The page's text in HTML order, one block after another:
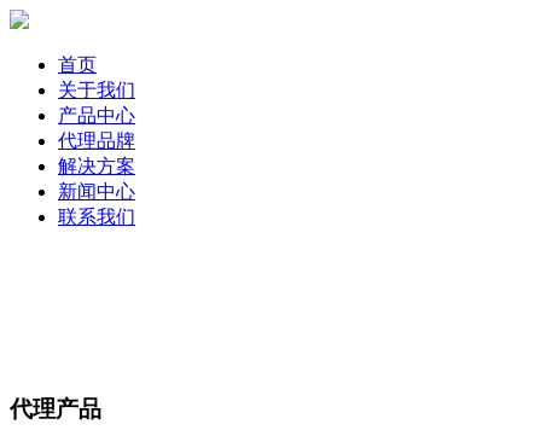
首页
关于我们
产品中心
代理品牌
解决方案
新闻中心
联系我们
代理产品